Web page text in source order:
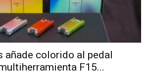
añade colorido al pedal
F15...